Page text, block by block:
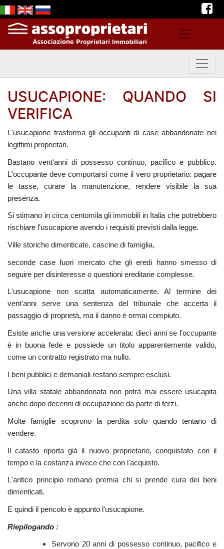
USUCAPIONE: QUANDO SI
VERIFICA
L'usucapione trasforma gli occupanti di case abbandonate nei
legittimi proprietari.
Bastano vent'anni di possesso continuo, pacifico e pubblico.
L'occupante deve comportarsi come il vero proprietario: pagare
le tasse, curare la manutenzione, rendere visibile la sua
presenza.
Si stimano in circa centomila gli immobili in Italia che potrebbero
rischiare l'usucapione avendo i requisiti previsti dalla legge.
Ville storiche dimenticate, cascine di famiglia,
seconde case fuori mercato che gli eredi hanno smesso di
seguire per disinteresse o questioni ereditarie complesse.
L'usucapione non scatta automaticamente. Al termine dei
vent'anni serve una sentenza del tribunale che accerta il
passaggio di proprietà, ma il danno è ormai compiuto.
Esiste anche una versione accelerata: dieci anni se l'occupante
è in buona fede e possiede un titolo apparentemente valido,
come un contratto registrato ma nullo.
I beni pubblici e demaniali restano sempre esclusi.
Una villa statale abbandonata non potrà mai essere usucapita
anche dopo decenni di occupazione da parte di terzi.
Molte famiglie scoprono la perdita solo quando tentano di
vendere.
Il catasto riporta già il nuovo proprietario, conquistato con il
tempo e la costanza invece che con l'acquisto.
L'antico principio romano premia chi si prende cura dei beni
dimenticati.
E quindi il pericolo è appunto l'usucapione.
Riepilogando :
Servono 20 anni di possesso continuo, pacifico e